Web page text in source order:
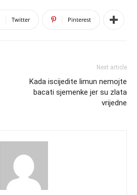
Twitter Pinterest
Next article
Kada iscijedite limun nemojte
bacati sjemenke jer su zlata
vrijedne